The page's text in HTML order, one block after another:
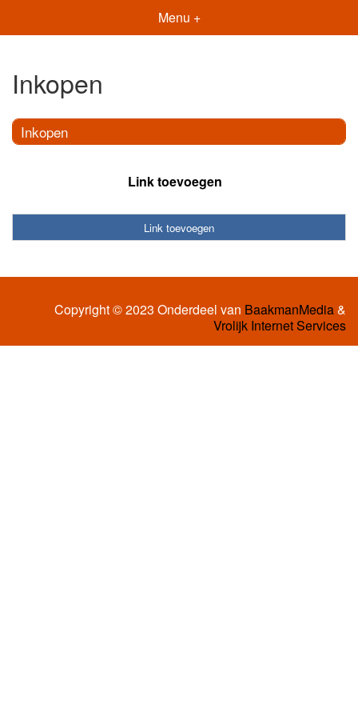
Menu +
Inkopen
Inkopen
Link toevoegen
Link toevoegen
Copyright © 2023 Onderdeel van BaakmanMedia&
Vrolijk Internet Services